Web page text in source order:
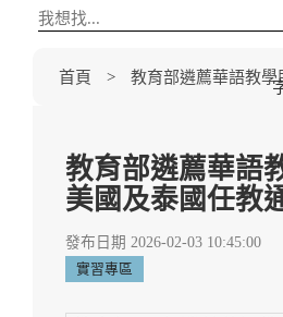
首頁
教育部遴薦華語
美國及泰國任教
發布日期 2026-02-03 10:45:00
實習專區